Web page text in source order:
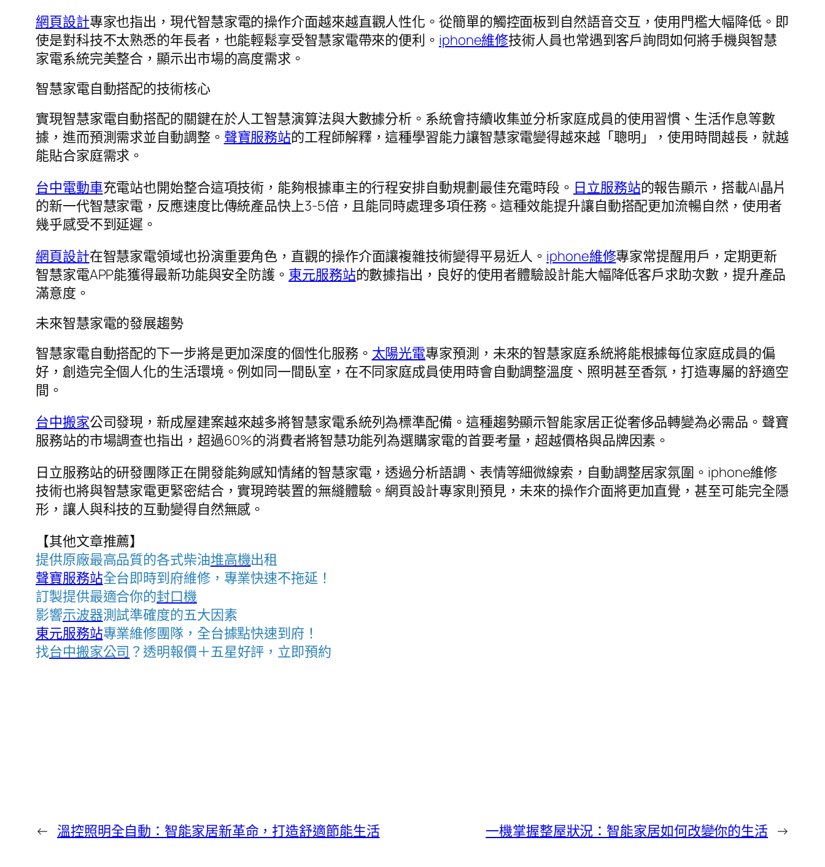
網頁設計專家也指出，現代智慧家電的操作介面越來越直觀人性化。從簡單的觸控面板到自然語音交互，使用門檻大幅降低。即
使是對科技不太熟悉的年長者，也能輕鬆享受智慧家電帶來的便利。 iphone維修技術人員也常遇到客戶詢問如何將手機與智慧
家電系統完美整合，顯示出市場的高度需求。
智慧家電自動搭配的技術核心
實現智慧家電自動搭配的關鍵在於人工智慧演算法與大數據分析。系統會持續收集並分析家庭成員的使用習慣、生活作息等數
據，進而預測需求並自動調整。 聲寶服務站的工程師解釋，這種學習能力讓智慧家電變得越來越「聰明」，使用時間越長，就越
能貼合家庭需求。
台中電動車充電站也開始整合這項技術，能夠根據車主的行程安排自動規劃最佳充電時段。 日立服務站的報告顯示，搭載AI晶片
的新一代智慧家電，反應速度比傳統產品快上3-5倍，且能同時處理多項任務。這種效能提升讓自動搭配更加流暢自然，使用者
幾乎感受不到延遲。
網頁設計在智慧家電領域也扮演重要角色，直觀的操作介面讓複雜技術變得平易近人。 iphone維修專家常提醒用戶，定期更新
智慧家電APP能獲得最新功能與安全防護。 東元服務站的數據指出，良好的使用者體驗設計能大幅降低客戶求助次數，提升產品
滿意度。
未來智慧家電的發展趨勢
智慧家電自動搭配的下一步將是更加深度的個性化服務。 太陽光電專家預測，未來的智慧家庭系統將能根據每位家庭成員的偏
好，創造完全個人化的生活環境。例如同一間臥室，在不同家庭成員使用時會自動調整溫度、照明甚至香氛，打造專屬的舒適空
間。
台中搬家公司發現，新成屋建案越來越多將智慧家電系統列為標準配備。這種趨勢顯示智能家居正從奢侈品轉變為必需品。聲寶
服務站的市場調查也指出，超過60%的消費者將智慧功能列為選購家電的首要考量，超越價格與品牌因素。
日立服務站的研發團隊正在開發能夠感知情緒的智慧家電，透過分析語調、表情等細微線索，自動調整居家氛圍。iphone維修
技術也將與智慧家電更緊密結合，實現跨裝置的無縫體驗。網頁設計專家則預見，未來的操作介面將更加直覺，甚至可能完全隱
形，讓人與科技的互動變得自然無感。
【其他文章推薦】
提供原廠最高品質的各式柴油堆高機出租
聲寶服務站全台即時到府維修，專業快速不拖延！
訂製提供最適合你的封口機
影響示波器測試準確度的五大因素
東元服務站專業維修團隊，全台據點快速到府！
找台中搬家公司 ？透明報價＋五星好評，立即預約
← 溫控照明全自動：智能家居新革命，打造舒適節能生活 一機掌握整屋狀況：智能家居如何改變你的生活 →